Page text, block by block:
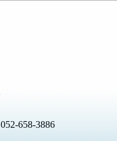
052-658-3886